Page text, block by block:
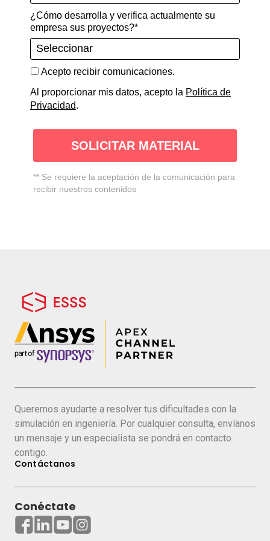
¿Cómo desarrolla y verifica actualmente su
empresa sus proyectos?*
Acepto recibir comunicaciones.
Al proporcionar mis datos, acepto la Política de
Privacidad.
SOLICITAR MATERIAL
** Se requiere la aceptación de la comunicación para
recibir nuestros contenidos
Queremos ayudarte a resolver tus dificultades con la
simulación en ingeniería. Por cualquier consulta, envíanos
un mensaje y un especialista se pondrá en contacto
contigo.
Contáctanos
Conéctate